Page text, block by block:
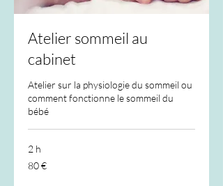
Atelier sommeil au
cabinet
Atelier sur la physiologie du sommeil ou
comment fonctionne le sommeil du
bébé
2 h
80
euros
80 €